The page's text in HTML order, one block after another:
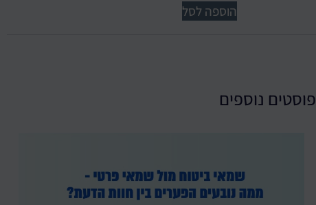
הוספה לסל
פוסטים נוספים